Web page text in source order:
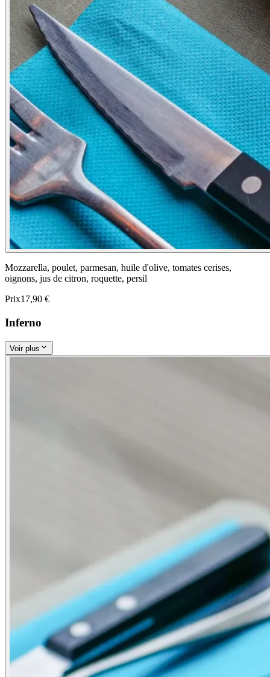
Mozzarella, poulet, parmesan, huile d'olive, tomates cerises,
oignons, jus de citron, roquette, persil
Prix17,90 €
Inferno
Voir plus